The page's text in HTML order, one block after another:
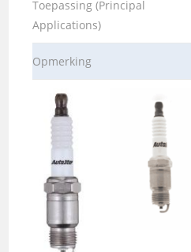
Toepassing (Principal
Applications)
Opmerking